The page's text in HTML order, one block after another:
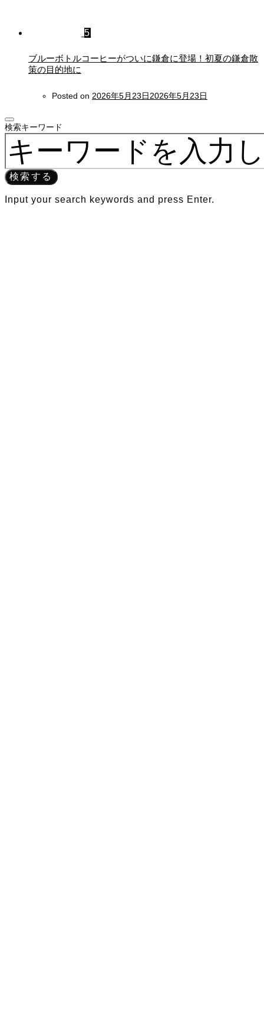
5
ブルーボトルコーヒーがついに鎌倉に登場！初夏の鎌倉散
策の目的地に
Posted on 2026年5月23日2026年5月23日
検索キーワード
検索する
Input your search keywords and press Enter.